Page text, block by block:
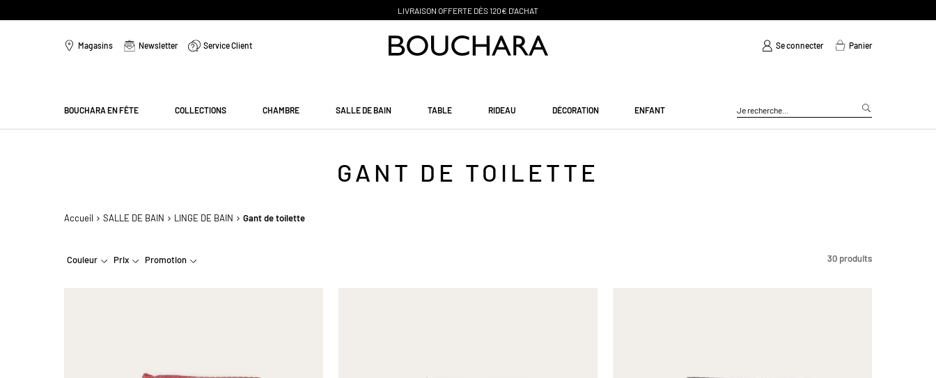
PAIEMENT EN 3 SANS FRAIS
Magasins Newsletter Service Client Se connecter Panier
BOUCHARA EN FÊTE COLLECTIONS CHAMBRE SALLE DE BAIN TABLE RIDEAU DÉCORATION ENFANT
GANT DE TOILETTE
Accueil SALLE DE BAIN LINGE DE BAIN Gant de toilette
Couleur Prix Promotion 30 produits
30 produits